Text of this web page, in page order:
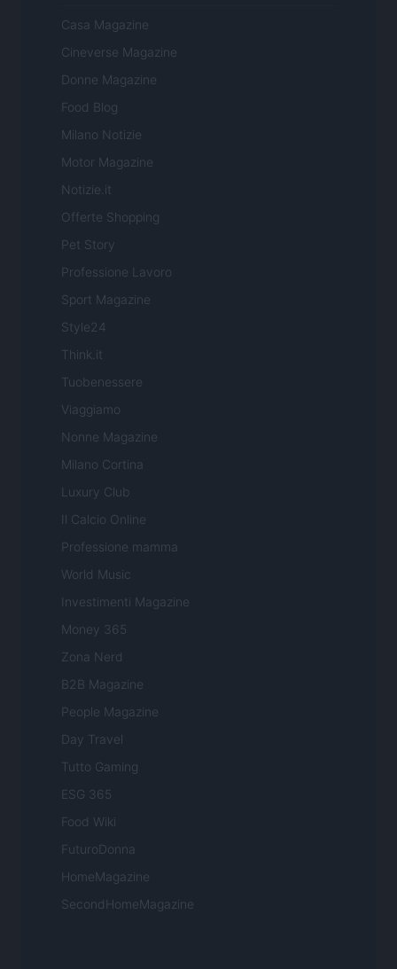
Casa Magazine
Cineverse Magazine
Donne Magazine
Food Blog
Milano Notizie
Motor Magazine
Notizie.it
Offerte Shopping
Pet Story
Professione Lavoro
Sport Magazine
Style24
Think.it
Tuobenessere
Viaggiamo
Nonne Magazine
Milano Cortina
Luxury Club
Il Calcio Online
Professione mamma
World Music
Investimenti Magazine
Money 365
Zona Nerd
B2B Magazine
People Magazine
Day Travel
Tutto Gaming
ESG 365
Food Wiki
FuturoDonna
HomeMagazine
SecondHomeMagazine